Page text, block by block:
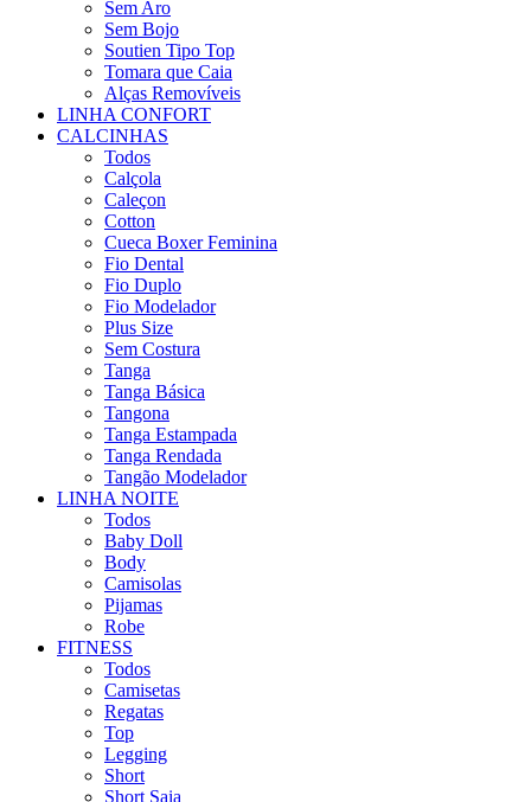
Sem Aro
Sem Bojo
Soutien Tipo Top
Tomara que Caia
Alças Removíveis
LINHA CONFORT
CALCINHAS
Todos
Calçola
Caleçon
Cotton
Cueca Boxer Feminina
Fio Dental
Fio Duplo
Fio Modelador
Plus Size
Sem Costura
Tanga
Tanga Básica
Tangona
Tanga Estampada
Tanga Rendada
Tangão Modelador
LINHA NOITE
Todos
Baby Doll
Body
Camisolas
Pijamas
Robe
FITNESS
Todos
Camisetas
Regatas
Top
Legging
Short
Short Saia